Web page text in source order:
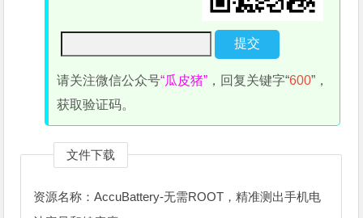
请关注微信公众号“瓜皮猪” ，回复关键字“600”，
获取验证码。
文件下载
资源名称：AccuBattery-无需ROOT，精准测出手机电